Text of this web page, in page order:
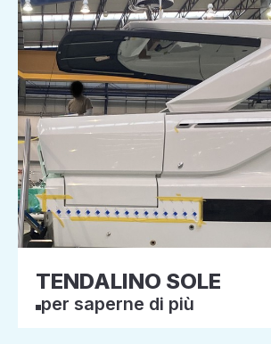
TENDALINO SOLE
per saperne di più